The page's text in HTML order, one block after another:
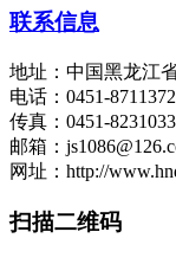
联系信息
地址：中国黑龙江
电话：0451-
传真：0451-
邮箱：
网址：http://
扫描二维码